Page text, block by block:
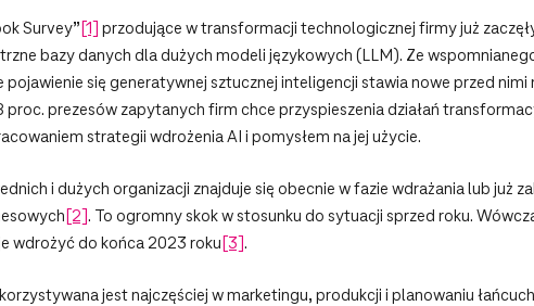
Survey” [1]
przodujące w transformacji technologicznej firmy już
bazy danych dla dużych modeli językowych (LLM). Ze
się generatywnej sztucznej inteligencji stawia nowe przed nimi
prezesów zapytanych firm chce przyspieszenia działań
strategii wdrożenia AI i pomysłem na jej użycie.
i dużych organizacji znajduje się obecnie w fazie wdrażania lub już
[2] . To ogromny skok w stosunku do sytuacji sprzed roku.
wdrożyć do końca 2023 roku [3] .
jest najczęściej w marketingu, produkcji i planowaniu